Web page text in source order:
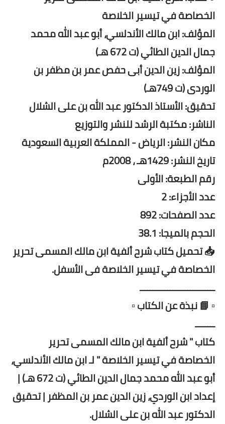
الخصاصة في تيسير الخلاصة
المؤلف: ابن مالك الأندلسي، أبو عبد الله محمد
جمال الدين الطائي (ت 672 هـ)
المؤلف: زين الدين أبى حفص عمر بن مظفر بن
الوردى (ت 749هـ)
تحقيق: الأستاذ الدكتور عبد الله بن على الشلال
الناشر: مكتبة الرشد للنشر والتوزيع
مكان النشر: الرياض - المملكة العربية السعودية
تاريخ النشر: 1429هـ ، 2008م
رقم الطبعة: الأولى
عدد الأجزاء: 2
عدد الصفحات: 892
الحجم بالميجا: 38.1
📥 تحميل كتاب شرح ألفية ابن مالك المسمى تحرير
الخصاصة في تيسير الخلاصة فى الأسفل.
ــــــــــــــــــــــــــــــ
▫️ 📘 نبذة عن الكتاب ▫️
ــــــــ
كتاب " شرح ألفية ابن مالك المسمى تحرير
الخصاصة في تيسير الخلاصة " لـ ابن مالك الأندلسي،
أبو عبد الله محمد جمال الدين الطائي (ت 672 هـ) |
إعداد ابن الوردي، زين الدين عمر بن المظفر | تحقيق
الدكتور عبد الله بن على الشلال.